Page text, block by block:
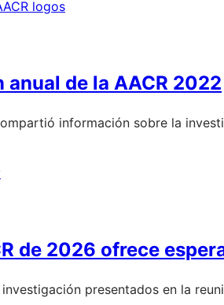
de la AACR 2022
información sobre la
de 2026 ofrece
presentados en la